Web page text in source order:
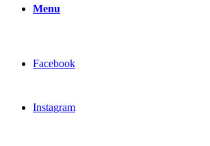
Menu
Facebook
Instagram